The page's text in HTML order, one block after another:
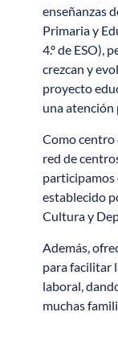
enseñanzas
Primaria y
4.º de ESO),
crezcan y
proyecto
una atención
Como centro
red de
participamos
establecido
Cultura y
Además,
para facilitar
laboral,
muchas